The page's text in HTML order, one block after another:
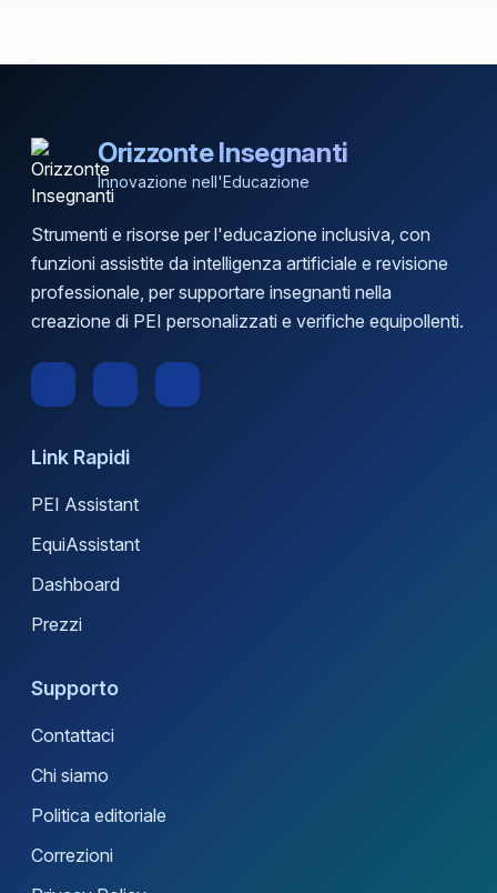
Orizzonte Insegnanti
Innovazione nell'Educazione
Strumenti e risorse per l'educazione inclusiva, con
funzioni assistite da intelligenza artificiale e revisione
professionale, per supportare insegnanti nella
creazione di PEI personalizzati e verifiche equipollenti.
Link Rapidi
PEI Assistant
EquiAssistant
Dashboard
Prezzi
Supporto
Contattaci
Chi siamo
Politica editoriale
Correzioni